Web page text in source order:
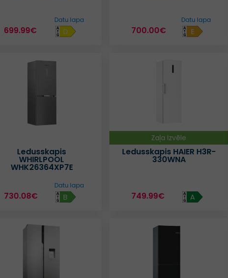
699.99€ D
Datu lapa
700.00€ E
Datu lapa
Ledusskapis
WHIRLPOOL
WHK26364XP7E
730.08€ B
Datu lapa
Zaļa Izvēle
Ledusskapis HAIER H3R-
330WNA
749.99€ A